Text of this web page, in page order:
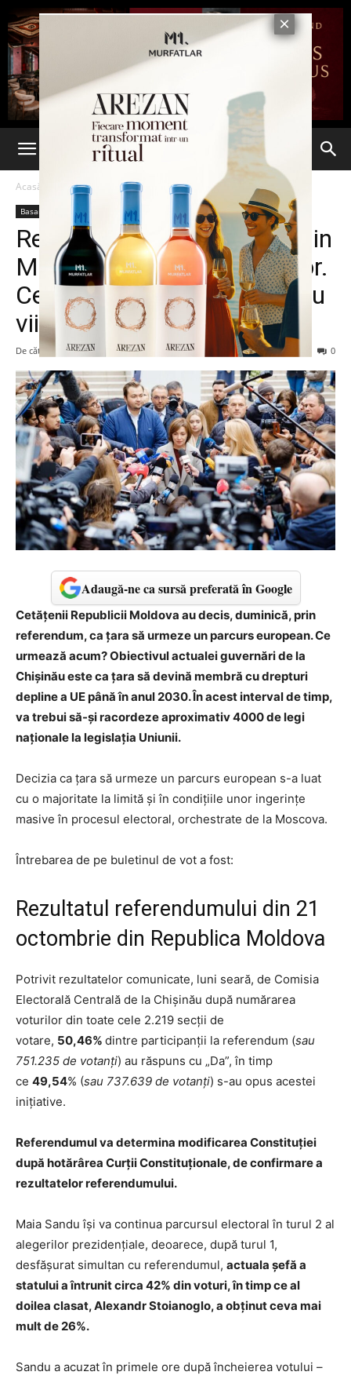
Acasă Basarabia
Basarabia Ultima oră
Rezultatul referendumului din
Moldova, pe înțelesul tuturor.
Ce însemnă acest vot pentru
viitorul țării
De către Eva MIRON 21 octombrie 2024 0
Adaugă-ne ca sursă preferată în Google
Cetățenii Republicii Moldova au decis, duminică, prin
referendum, ca țara să urmeze un parcurs european. Ce
urmează acum? Obiectivul actualei guvernări de la
Chișinău este ca țara să devină membră cu drepturi
depline a UE până în anul 2030. În acest interval de timp,
va trebui să-și racordeze aproximativ 4000 de legi
naționale la legislația Uniunii.
Decizia ca țara să urmeze un parcurs european s-a luat
cu o majoritate la limită și în condițiile unor ingerințe
masive în procesul electoral, orchestrate de la Moscova.
Întrebarea de pe buletinul de vot a fost:
Rezultatul referendumului din 21
octombrie din Republica Moldova
Potrivit rezultatelor comunicate, luni seară, de Comisia
Electorală Centrală de la Chișinău după numărarea
voturilor din toate cele 2.219 secții de
votare, 50,46% dintre participanții la referendum (sau
751.235 de votanți) au răspuns cu „Da”, în timp
ce 49,54% (sau 737.639 de votanți) s-au opus acestei
inițiative.
Referendumul va determina modificarea Constituției
după hotărârea Curții Constituționale, de confirmare a
rezultatelor referendumului.
Maia Sandu își va continua parcursul electoral în turul 2 al
alegerilor prezidențiale, deoarece, după turul 1,
desfășurat simultan cu referendumul, actuala șefă a
statului a întrunit circa 42% din voturi, în timp ce al
doilea clasat, Alexandr Stoianoglo, a obținut ceva mai
mult de 26%.
Sandu a acuzat în primele ore după încheierea votului –